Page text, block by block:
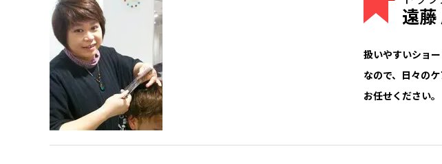
遠
扱いやすいショ
なので、日々の
お任せください。